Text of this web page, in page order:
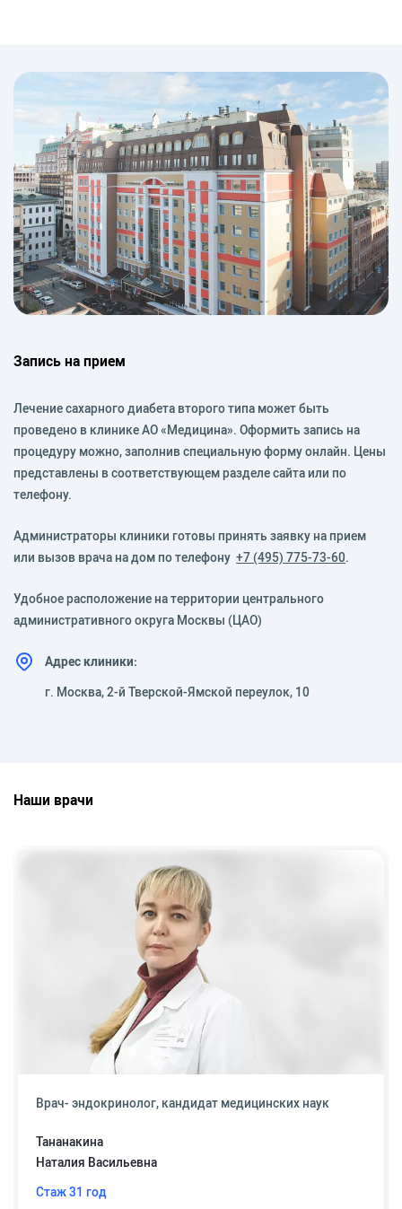
Запись на прием
Лечение сахарного диабета второго типа может быть
проведено в клинике АО «Медицина». Оформить запись на
процедуру можно, заполнив специальную форму онлайн. Цены
представлены в соответствующем разделе сайта или по
телефону.
Администраторы клиники готовы принять заявку на прием
или вызов врача на дом по телефону +7 (495) 775-73-60.
Удобное расположение на территории центрального
административного округа Москвы (ЦАО)
Адрес клиники:
г. Москва, 2-й Тверской-Ямской переулок, 10
Наши врачи
Врач- эндокринолог, кандидат медицинских наук
Тананакина
Наталия Васильевна
Стаж 31 год